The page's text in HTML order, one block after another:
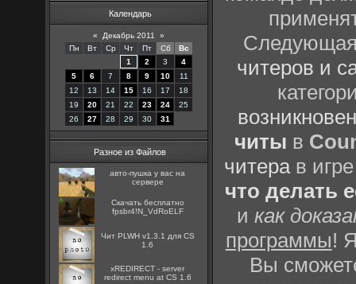
Календарь
« Декабрь 2011
»
Пн
Вт Ср Чт Пт Сб
Вс
1
2 3
4
5
6 7 8 9 10
11
12
13 14 15 16 17
18
19
20 21 22 23 24
25
26
27 28 29 30 31
Разное из Файлов
авто-пушка у вас на
сервере
Скачать бесплатно
fpsbr4!N_VdRoELF
Чит PLWH v1.3.1 для CS
1.6
xREDIRECT - server
redirect menu at CS 1.6
Следующая
читеров и
читы в
читерав
что делать
икак
программы!
Вы